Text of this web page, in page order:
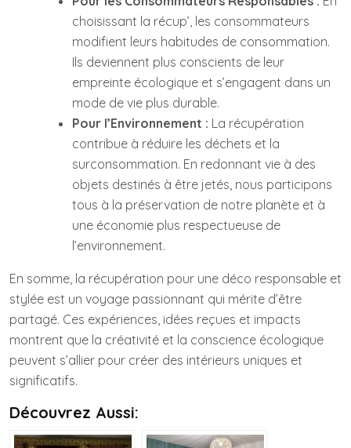
choisissant la récup’, les consommateurs
modifient leurs habitudes de consommation.
Ils deviennent plus conscients de leur
empreinte écologique et s’engagent dans un
mode de vie plus durable.
Pour l’Environnement : La récupération
contribue à réduire les déchets et la
surconsommation. En redonnant vie à des
objets destinés à être jetés, nous participons
tous à la préservation de notre planète et à
une économie plus respectueuse de
l’environnement.
En somme, la récupération pour une déco responsable et
stylée est un voyage passionnant qui mérite d’être
partagé. Ces expériences, idées reçues et impacts
montrent que la créativité et la conscience écologique
peuvent s’allier pour créer des intérieurs uniques et
significatifs.
Découvrez Aussi: